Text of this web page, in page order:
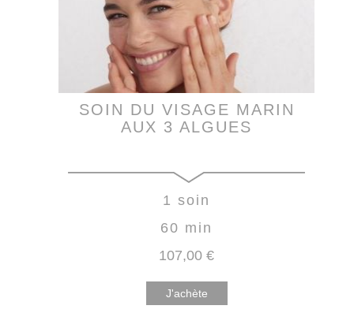
SOIN DU VISAGE MARIN
AUX 3 ALGUES
1 soin
60 min
107,00 €
J'achète